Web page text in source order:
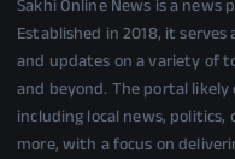
Sakhi Online News is a news
Established in 2018, it
and updates on a variety of
and beyond. The portal likely
including local news,
more, with a focus on